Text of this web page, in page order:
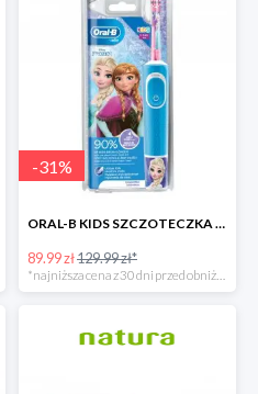
-31%
ORAL-B KIDS SZCZOTECZKA ELEKTRYCZNA KRAINA LODU
89.99 zł129.99 zł*